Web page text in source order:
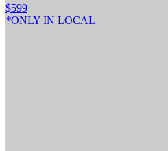
$599
*ONLY IN LOCAL